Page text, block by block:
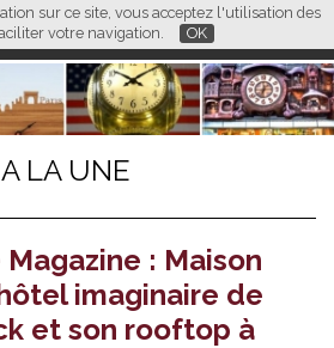
sur ce site, vous acceptez l'utilisation des
votre navigation.
OK
FR EN CN
A LA UNE
: Maison
imaginaire de
et son rooftop à